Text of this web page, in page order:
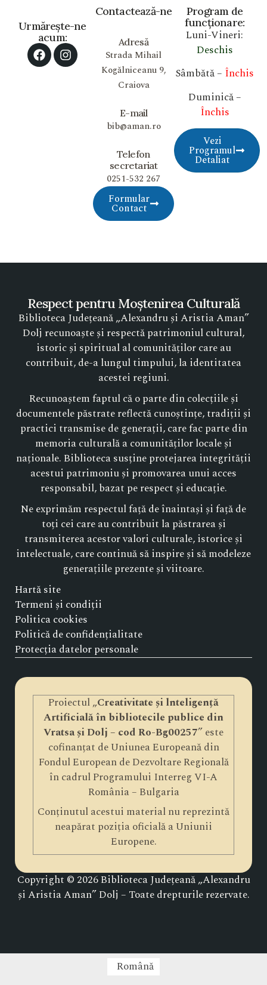
Program de
funcționare:
Luni-Vineri:
Deschis
Sâmbătă – Închis
Duminică –
Închis
Vezi
Programul
Detaliat
Contactează-ne
Adresă
Strada Mihail
Kogălniceanu 9,
Craiova
E-mail
bib@aman.ro
Telefon
secretariat
0251-532 267
Formular
Contact
Urmărește-ne
acum:
Respect pentru Moștenirea Culturală
Biblioteca Județeană „Alexandru și Aristia Aman”
Dolj recunoaște și respectă patrimoniul cultural,
istoric și spiritual al comunităților care au
contribuit, de-a lungul timpului, la identitatea
acestei regiuni.
Recunoaștem faptul că o parte din colecțiile și
documentele păstrate reflectă cunoștințe, tradiții și
practici transmise de generații, care fac parte din
memoria culturală a comunităților locale și
naționale. Biblioteca susține protejarea integrității
acestui patrimoniu și promovarea unui acces
responsabil, bazat pe respect și educație.
Ne exprimăm respectul față de înaintași și față de
toți cei care au contribuit la păstrarea și
transmiterea acestor valori culturale, istorice și
intelectuale, care continuă să inspire și să modeleze
generațiile prezente și viitoare.
Hartă site
Termeni și condiții
Politica cookies
Politică de confidențialitate
Protecția datelor personale
Proiectul „Creativitate și lnteligență
Artificială în bibliotecile publice din
Vratsa și Dolj – cod Ro-Bg00257” este
cofinanțat de Uniunea Europeană din
Fondul European de Dezvoltare Regională
în cadrul Programului Interreg VI-A
România – Bulgaria
Conținutul acestui material nu reprezintă
neapărat poziția oficială a Uniunii
Europene.
Copyright © 2026 Biblioteca Județeană „Alexandru
și Aristia Aman” Dolj – Toate drepturile rezervate.
Română